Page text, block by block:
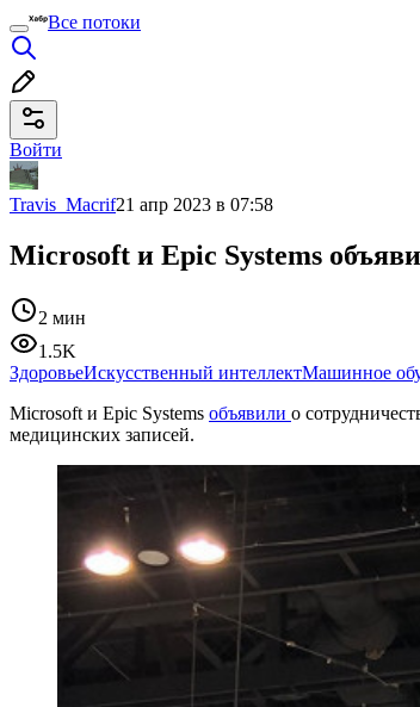
Все потоки
Войти
Travis_Macrif21 апр 2023 в 07:58
Microsoft и Epic Systems
2 мин
1.5K
ЗдоровьеИскусственный интеллектМашинное
Microsoft и Epic Systems объявили о
медицинских записей.